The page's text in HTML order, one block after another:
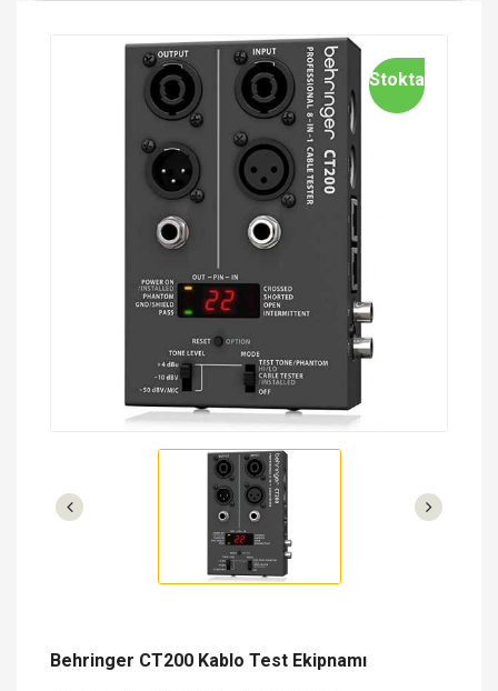
Stokta
Behringer CT200 Kablo Test Ekipnamı